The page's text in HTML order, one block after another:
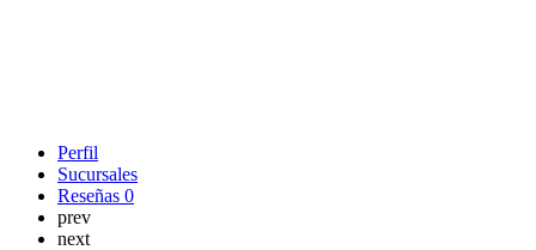
Perfil
Sucursales
Reseñas 0
prev
next